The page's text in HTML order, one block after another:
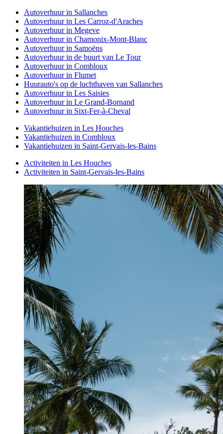
Autoverhuur in Sallanches
Autoverhuur in Les Carroz-d'Araches
Autoverhuur in Megeve
Autoverhuur in Chamonix-Mont-Blanc
Autoverhuur in Samoëns
Autoverhuur in de buurt van Le Tour
Autoverhuur in Combloux
Autoverhuur in Flumet
Huurauto's op de luchthaven van Sallanches
Autoverhuur in Les Saisies
Autoverhuur in Le Grand-Bornand
Autoverhuur in Sixt-Fer-à-Cheval
Vakantiehuizen in Les Houches
Vakantiehuizen in Combloux
Vakantiehuizen in Saint-Gervais-les-Bains
Activiteiten in Les Houches
Activiteiten in Saint-Gervais-les-Bains